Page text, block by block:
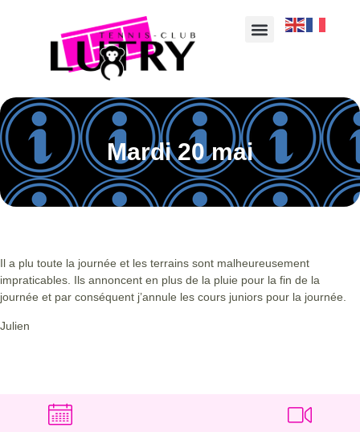
Mardi 20 mai
Il a plu toute la journée et les terrains sont malheureusement
impraticables. Ils annoncent en plus de la pluie pour la fin de la
journée et par conséquent j’annule les cours juniors pour la journée.
Julien